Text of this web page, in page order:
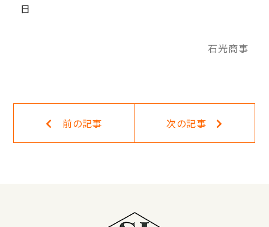
日
石光商事
前の記事 次の記事